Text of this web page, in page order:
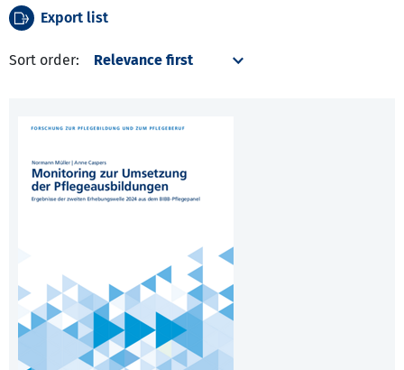
Export list
Sort order: